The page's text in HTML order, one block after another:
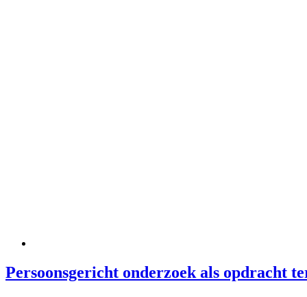
Persoonsgericht onderzoek als opdracht